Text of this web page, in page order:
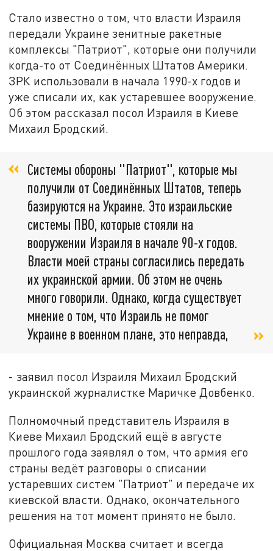
Стало известно о том, что власти Израиля
передали Украине зенитные ракетные
комплексы "Патриот", которые они получили
когда-то от Соединённых Штатов Америки.
ЗРК использовали в начала 1990-х годов и
уже списали их, как устаревшее вооружение.
Об этом рассказал посол Израиля в Киеве
Михаил Бродский.
Системы обороны "Патриот", которые мы
получили от Соединённых Штатов, теперь
базируются на Украине. Это израильские
системы ПВО, которые стояли на
вооружении Израиля в начале 90-х годов.
Власти моей страны согласились передать
их украинской армии. Об этом не очень
много говорили. Однако, когда существует
мнение о том, что Израиль не помог
Украине в военном плане, это неправда,
- заявил посол Израиля Михаил Бродский
украинской журналистке Маричке Довбенко.
Полномочный представитель Израиля в
Киеве Михаил Бродский ещё в августе
прошлого года заявлял о том, что армия его
страны ведёт разговоры о списании
устаревших систем "Патриот" и передаче их
киевской власти. Однако, окончательного
решения на тот момент принято не было.
Официальная Москва считает и всегда